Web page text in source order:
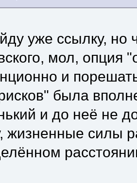
уже ссылку, но
мол, опция
и
была
и до неё не
жизненные силы